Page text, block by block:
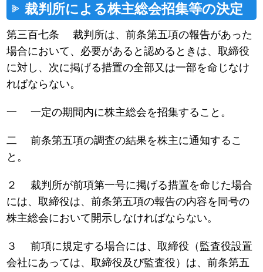
裁判所による株主総会招集等の決定
第三百七条 裁判所は、前条第五項の報告があった
場合において、必要があると認めるときは、取締役
に対し、次に掲げる措置の全部又は一部を命じなけ
ればならない。
一 一定の期間内に株主総会を招集すること。
二 前条第五項の調査の結果を株主に通知するこ
と。
２ 裁判所が前項第一号に掲げる措置を命じた場合
には、取締役は、前条第五項の報告の内容を同号の
株主総会において開示しなければならない。
３ 前項に規定する場合には、取締役（監査役設置
会社にあっては、取締役及び監査役）は、前条第五